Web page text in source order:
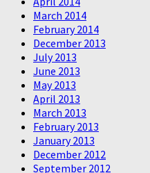
March 2014
February 2014
December 2013
July 2013
June 2013
May 2013
April 2013
March 2013
February 2013
January 2013
December 2012
September 2012